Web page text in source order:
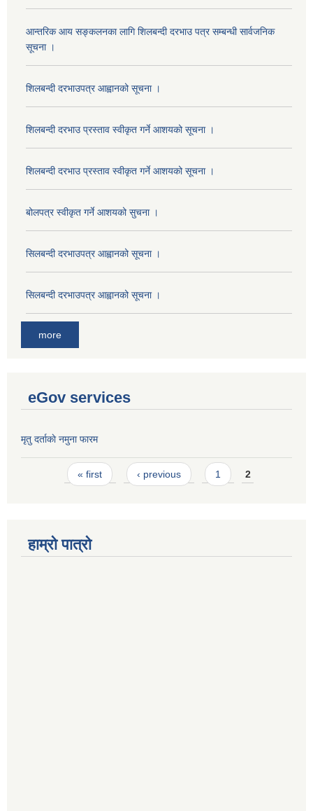
आन्तरिक आय सङ्कलनका लागि शिलबन्दी दरभाउ पत्र सम्बन्धी सार्वजनिक
सूचना ।
शिलबन्दी दरभाउपत्र आह्वानको सूचना ।
शिलबन्दी दरभाउ प्रस्ताव स्वीकृत गर्ने आशयको सूचना ।
शिलबन्दी दरभाउ प्रस्ताव स्वीकृत गर्ने आशयको सूचना ।
बोलपत्र स्वीकृत गर्ने आशयको सुचना ।
सिलबन्दी दरभाउपत्र आह्वानको सूचना ।
सिलबन्दी दरभाउपत्र आह्वानको सूचना ।
more
eGov services
मृतु दर्ताकाे नमुना फारम
Pages« first ‹ previous 1 2
हाम्रो पात्रो